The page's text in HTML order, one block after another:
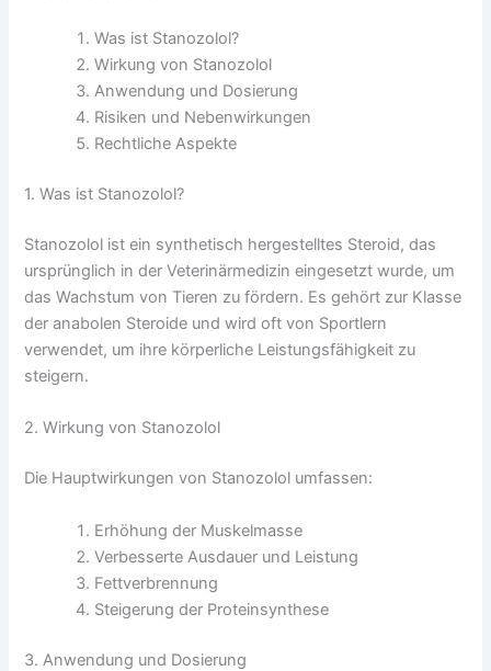
Was ist Stanozolol?
Wirkung von Stanozolol
Anwendung und Dosierung
Risiken und Nebenwirkungen
Rechtliche Aspekte
1. Was ist Stanozolol?
Stanozolol ist ein synthetisch hergestelltes Steroid, das
ursprünglich in der Veterinärmedizin eingesetzt wurde, um
das Wachstum von Tieren zu fördern. Es gehört zur Klasse
der anabolen Steroide und wird oft von Sportlern
verwendet, um ihre körperliche Leistungsfähigkeit zu
steigern.
2. Wirkung von Stanozolol
Die Hauptwirkungen von Stanozolol umfassen:
Erhöhung der Muskelmasse
Verbesserte Ausdauer und Leistung
Fettverbrennung
Steigerung der Proteinsynthese
3. Anwendung und Dosierung